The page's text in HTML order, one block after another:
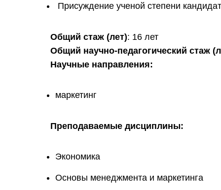
Присуждение ученой степени
Общий стаж (лет): 16 лет
Общий научно-педагогический стаж
Научные направления:
маркетинг
Преподаваемые дисциплины:
Экономика
Основы менеджмента и маркетинга